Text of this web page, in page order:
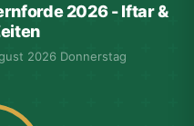
2026 - Iftar &
2026 Donnerstag